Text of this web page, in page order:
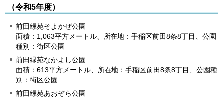
（令和5年度）
前田緑苑そよかぜ公園
面積：1,063平方メートル、所在地：手稲区前田8条8丁目、公園
種別：街区公園
前田緑苑なかよし公園
面積：613平方メートル、所在地：手稲区前田8条8丁目、公園種
別：街区公園
前田緑苑あおぞら公園